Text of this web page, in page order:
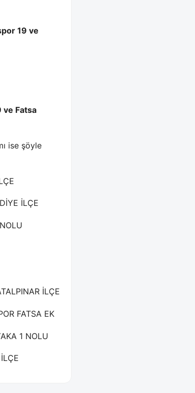
19 ve
ve Fatsa
ise şöyle
İLÇE
İLÇE
FATSA EK
1 NOLU